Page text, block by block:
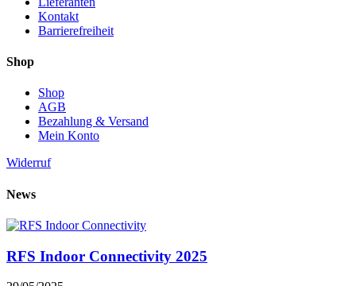
Kontakt
Barrierefreiheit
Shop
Shop
AGB
Bezahlung & Versand
Mein Konto
Widerruf
News
RFS Indoor Connectivity 2025